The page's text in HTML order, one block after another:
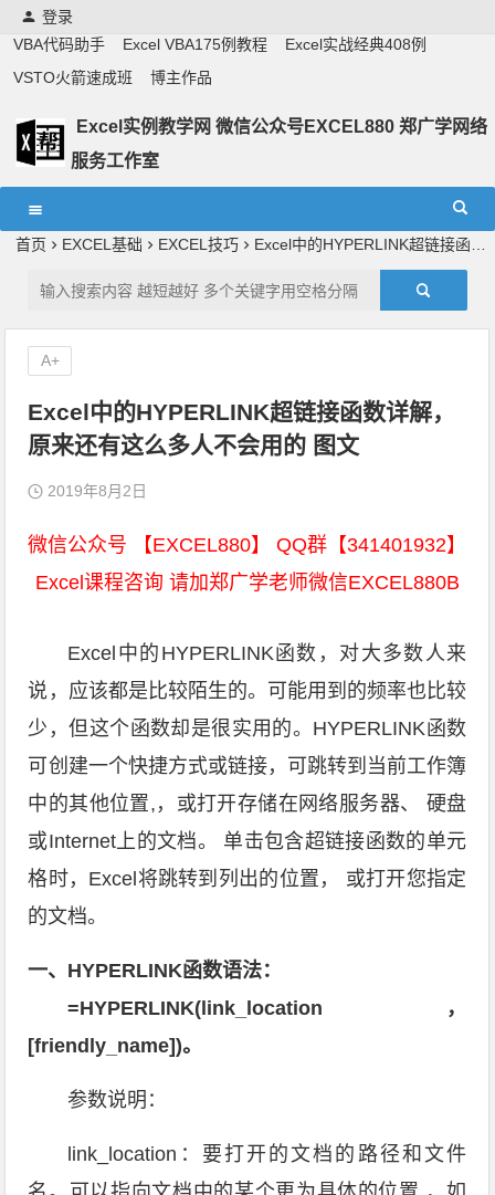
登录
VBA代码助手
Excel VBA175例教程
Excel实战经典408例
VSTO火箭速成班
博主作品
Excel实例教学网 微信公众号EXCEL880 郑广学网络
服务工作室
首页
EXCEL基础 EXCEL技巧 Excel中的HYPERLINK超链接函数详解，原来还有这么多人不会用的 图文
Excel中的HYPERLINK超链接函数详解，
原来还有这么多人不会用的 图文
2019年8月2日
微信公众号 【EXCEL880】 QQ群【341401932】
Excel课程咨询 请加郑广学老师微信EXCEL880B
Excel中的HYPERLINK函数，对大多数人来
说，应该都是比较陌生的。可能用到的频率也比较
少，但这个函数却是很实用的。HYPERLINK函数
可创建一个快捷方式或链接，可跳转到当前工作簿
中的其他位置,，或打开存储在网络服务器、 硬盘
或Internet上的文档。 单击包含超链接函数的单元
格时，Excel将跳转到列出的位置， 或打开您指定
的文档。
一、HYPERLINK函数语法：
=HYPERLINK(link_location，
[friendly_name])。
参数说明：
link_location：要打开的文档的路径和文件
A+